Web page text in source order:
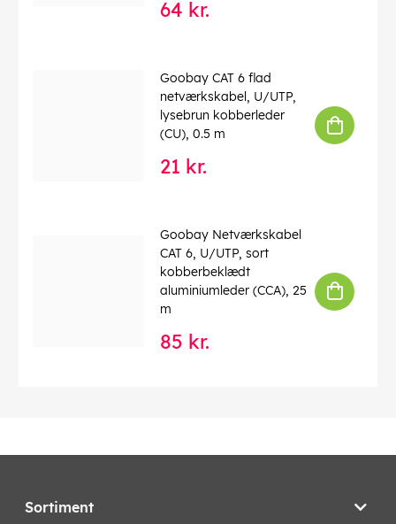
64 kr.
Goobay CAT 6 flad
netværkskabel, U/UTP,
lysebrun kobberleder
(CU), 0.5 m
21 kr.
Goobay Netværkskabel
CAT 6, U/UTP, sort
kobberbeklædt
aluminiumleder (CCA), 25
m
85 kr.
Sortiment